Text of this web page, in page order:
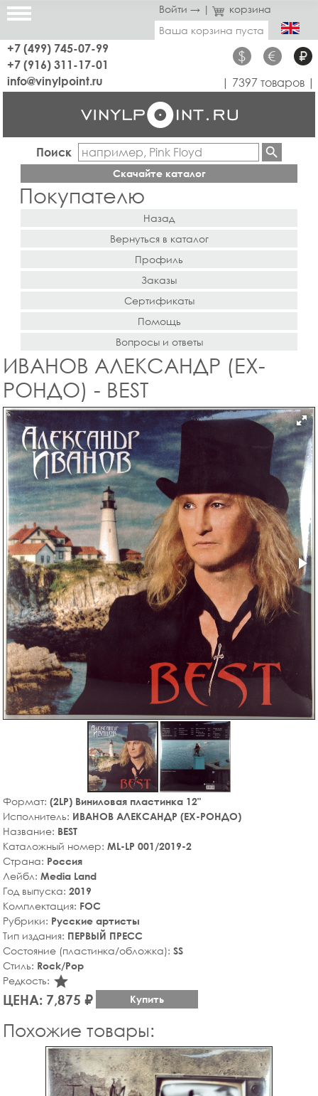
Войти → |
корзина
Ваша корзина пуста
+7 (499) 745-07-99
+7 (916) 311-17-01
$ € ₽
info@vinylpoint.ru | 7397 товаров |
Поиск
Скачайте каталог
Покупателю
Назад
Вернуться в каталог
Профиль
Заказы
Сертификаты
Помощь
Вопросы и ответы
ИВАНОВ АЛЕКСАНДР (EX-
РОНДО) - BEST
Формат: (2LP) Виниловая пластинка 12"
Исполнитель: ИВАНОВ АЛЕКСАНДР (EX-РОНДО)
Название: BEST
Каталожный номер: ML-LP 001/2019-2
Страна: Россия
Лейбл: Media Land
Год выпуска: 2019
Комплектация: FOC
Рубрики: Русские артисты
Тип издания: ПЕРВЫЙ ПРЕСС
Состояние (пластинка/обложка): SS
Стиль: Rock/Pop
Редкость: star_rate
ЦЕНА: 7,875 ₽ Купить
Похожие товары: